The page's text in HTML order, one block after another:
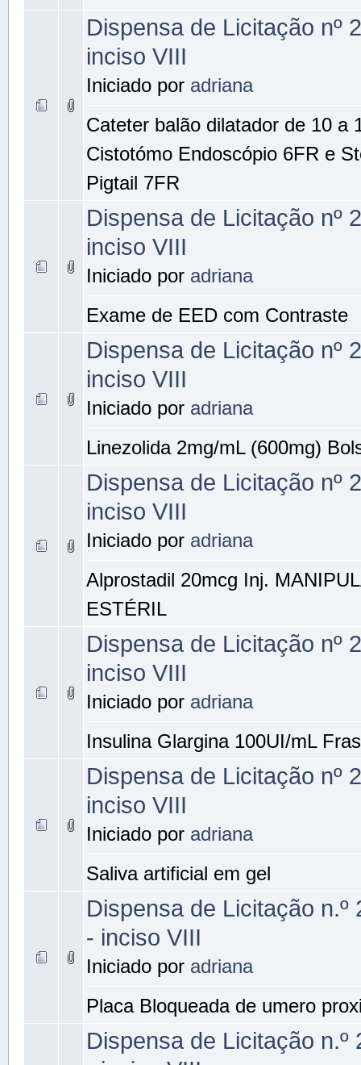
Dispensa de Licitação nº
inciso VIII
Iniciado por adriana
Cateter balão dilatador de 10 a
Cistotómo Endoscópio 6FR e
Pigtail 7FR
Dispensa de Licitação nº
inciso VIII
Iniciado por adriana
Exame de EED com Contraste
Dispensa de Licitação nº
inciso VIII
Iniciado por adriana
Linezolida 2mg/mL (600mg)
Dispensa de Licitação nº
inciso VIII
Iniciado por adriana
Alprostadil 20mcg Inj.
ESTÉRIL
Dispensa de Licitação nº
inciso VIII
Iniciado por adriana
Insulina Glargina 100UI/mL
Dispensa de Licitação nº
inciso VIII
Iniciado por adriana
Saliva artificial em gel
Dispensa de Licitação n.º
- inciso VIII
Iniciado por adriana
Placa Bloqueada de umero
Dispensa de Licitação n.º